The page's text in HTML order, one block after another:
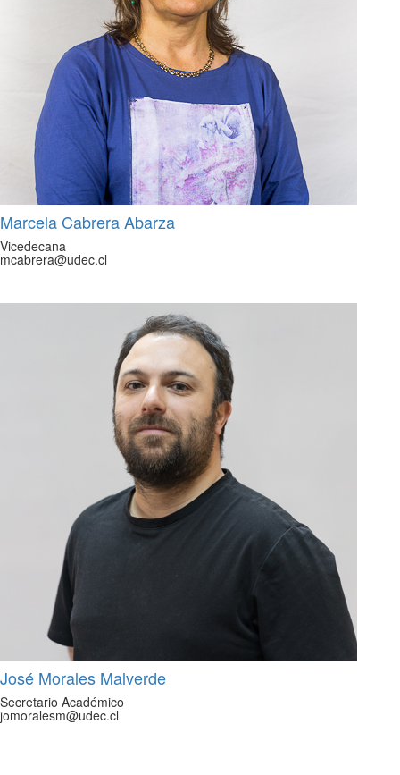
Marcela Cabrera Abarza
Vicedecana
mcabrera@udec.cl
José Morales Malverde
Secretario Académico
jomoralesm@udec.cl